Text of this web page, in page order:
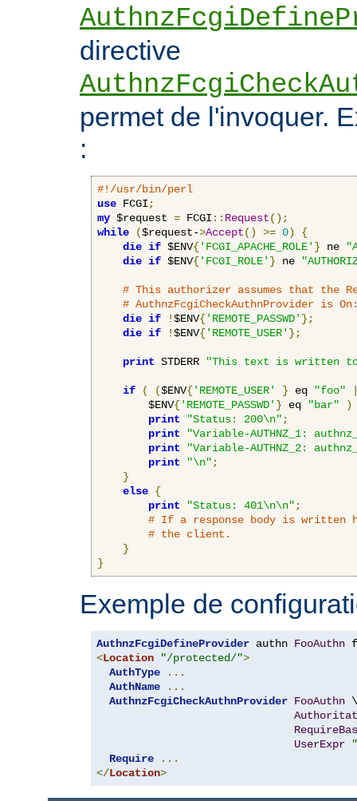
directive
permet de l'invoquer.
:
#!/usr/bin/perl
use FCGI ;
my $request = FCGI :: Request();
while
($request->Accept() >= 0)
{
die if $ENV{'FCGI_APACHE_ROLE' } ne
die if $ENV{'FCGI_ROLE' } ne
# This authorizer assumes that the
# AuthnzFcgiCheckAuthnProvider is
die if !$ENV{'REMOTE_PASSWD' };
die if !$ENV{'REMOTE_USER' };
print STDERR "This text is written
if ( ($ENV{'REMOTE_USER' } eq "foo"
        $ENV
{'REMOTE_PASSWD' } eq "bar"
)
print
"Status: 200\n" ;
print
"Variable-AUTHNZ_1:
print
"Variable-AUTHNZ_2:
print
"\n" ;
}
else {
print
"Status: 401\n\n" ;
# If a response body is
# the client.
}
}
Exemple de
AuthnzFcgiDefineProvider authn FooAuthn
<Location "/protected/">
AuthType
...
AuthName
...
AuthnzFcgiCheckAuthnProvider FooAuthn \
UserExpr
Require
...
</Location>